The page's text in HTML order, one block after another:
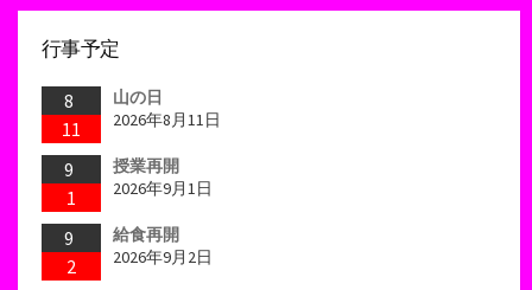
行事予定
8
11
山の日
2026年8月11日
9
1
授業再開
2026年9月1日
9
2
給食再開
2026年9月2日